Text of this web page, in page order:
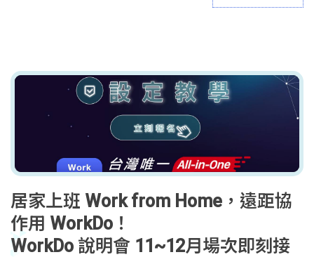
居家上班 Work from Home，遠距協
作用 WorkDo！
WorkDo 說明會 11~12月場次即刻接